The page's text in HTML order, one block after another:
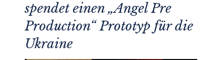
spendet einen „Angel Pre
Production“ Prototyp für die
Ukraine